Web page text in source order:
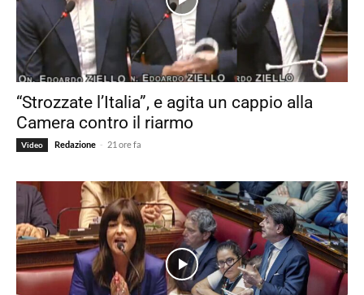
“Strozzate l’Italia”, e agita un cappio alla
Camera contro il riarmo
Video Redazione - 21 ore fa